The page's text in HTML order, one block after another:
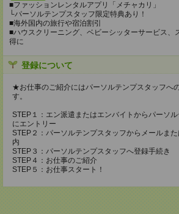
■ファッションレンタルアプリ「メチャカリ」
└パーソルテンプスタッフ限定特典あり！
■海外国内の旅行や宿泊割引
■ハウスクリーニング、ベビーシッターサービス、
得に
登録について
★お仕事のご紹介にはパーソルテンプスタッフへ
す。
STEP１：エン派遣またはエンバイトからパーソ
にエントリー
STEP２：パーソルテンプスタッフからメールま
内
STEP３：パーソルテンプスタッフへ登録手続き
STEP４：お仕事のご紹介
STEP５：お仕事スタート！